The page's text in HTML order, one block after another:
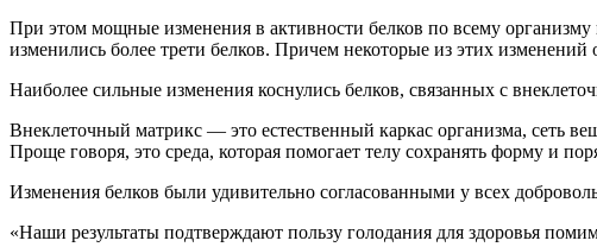
При этом мощные изменения в активности белков по всему организму
изменились более трети белков. Причем некоторые из этих
Наиболее сильные изменения коснулись белков, связанных с
Внеклеточный матрикс — это естественный каркас организма, сеть
Проще говоря, это среда, которая помогает телу сохранять форму и
Изменения белков были удивительно согласованными у всех
«Наши результаты подтверждают пользу голодания для здоровья